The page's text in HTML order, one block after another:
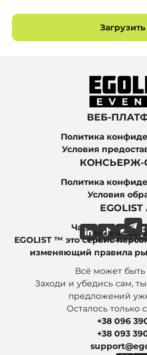
ВЕБ-
Политика
Условия
КОНСЬЕРЖ-
Политика
Условия
EGOLIST
Часто
Мы в
Мы в
EGOLIST ™ это сервис
изменяющий правила
Всё может быть
Заходи и убедись сам,
предложений
Осталось только
+38 096
+38 093